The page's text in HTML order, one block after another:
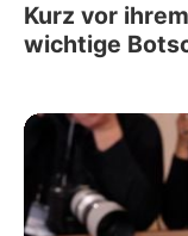
Kurz vor
wichtige